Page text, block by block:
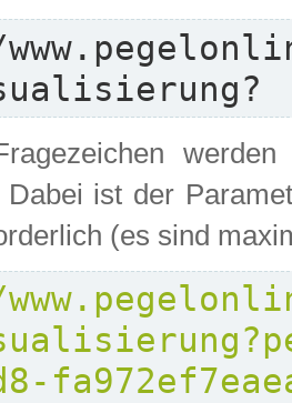
Dabei ist der
(es sind